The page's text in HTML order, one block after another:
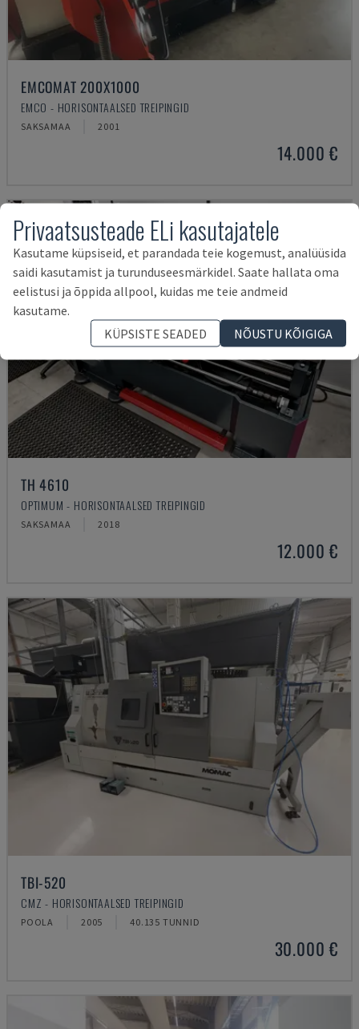
EMCOMAT 200X1000
EMCO - HORISONTAALSED TREIPINGID
SAKSAMAA 2001
14.000 €
TH 4610
OPTIMUM - HORISONTAALSED TREIPINGID
SAKSAMAA 2018
12.000 €
TBI-520
CMZ - HORISONTAALSED TREIPINGID
POOLA 2005 40.135 TUNNID
30.000 €
Privaatsusteade ELi kasutajatele
Kasutame küpsiseid, et parandada teie kogemust, analüüsida
saidi kasutamist ja turunduseesmärkidel. Saate hallata oma
eelistusi ja õppida allpool, kuidas me teie andmeid
kasutame.
KÜPSISTE SEADED
NÕUSTU KÕIGIGA